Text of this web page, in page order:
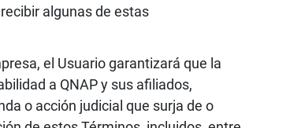
algunas de estas
el Usuario garantizará que la
a QNAP y sus afiliados,
o acción judicial que surja de o